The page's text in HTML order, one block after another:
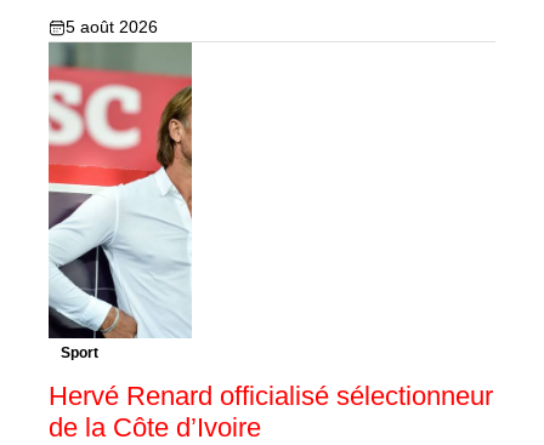
5 août 2026
Sport
Hervé Renard officialisé sélectionneur
de la Côte d’Ivoire